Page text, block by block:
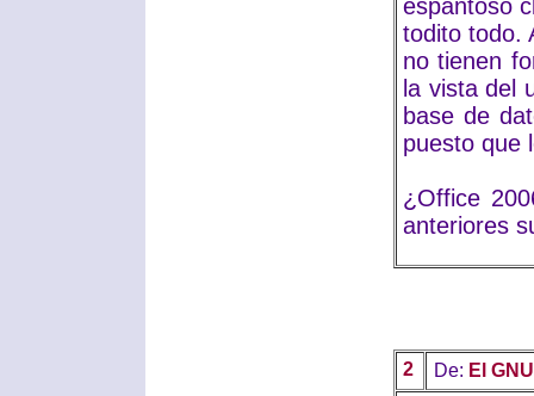
espantoso
todito todo.
no tienen
la vista del
base de
puesto que
¿Office
anteriores
2 De: El